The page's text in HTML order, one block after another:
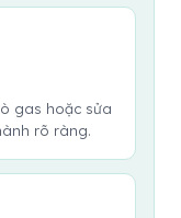
gas hoặc sửa
rõ ràng.